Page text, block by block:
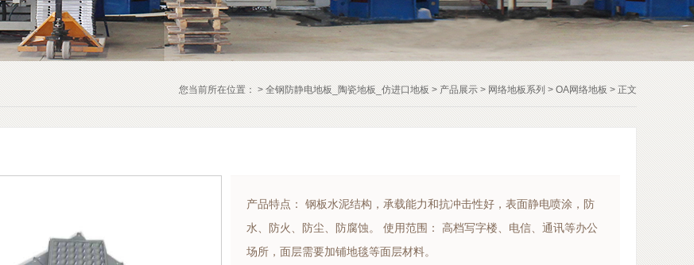
您当前所在位置： > 全钢防静电地板_陶瓷地板_仿进口地板 > 产品展示 > 网络地板系列 > OA网络地板 > 正文
产品特点： 钢板水泥结构，承载能力和抗冲击性好，表面静电喷涂，防
水、防火、防尘、防腐蚀。 使用范围： 高档写字楼、电信、通讯等办公
场所，面层需要加铺地毯等面层材料。